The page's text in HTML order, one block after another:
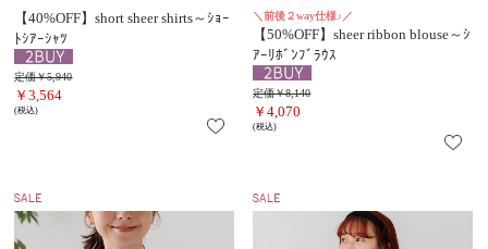
【40%OFF】short sheer shirts～ｼｮｰ
ﾄｼｱｰｼｬﾂ
定価￥5,940
￥3,564
(税込)
＼前後２way仕様♪／
【50%OFF】sheer ribbon blouse～ｼ
ｱｰﾘﾎﾞﾝﾌﾞﾗｳｽ
定価￥8,140
￥4,070
(税込)